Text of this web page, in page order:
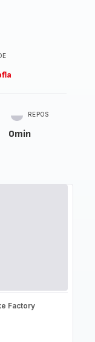
REPOS
0min
Factory